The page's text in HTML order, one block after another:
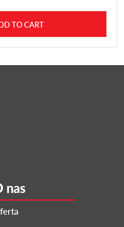
ACEA A3/B4 quantity
TO CART
nas